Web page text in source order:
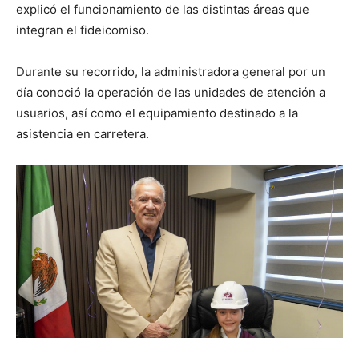
explicó el funcionamiento de las distintas áreas que
integran el fideicomiso.
Durante su recorrido, la administradora general por un
día conoció la operación de las unidades de atención a
usuarios, así como el equipamiento destinado a la
asistencia en carretera.